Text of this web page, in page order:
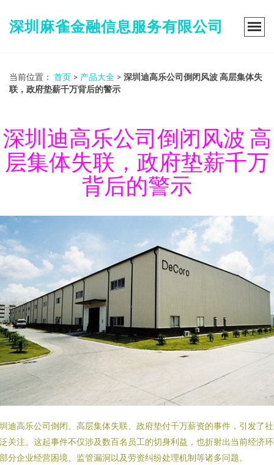
深圳麻雀金融信息服务有限公司
当前位置： 首页 > 产品大全 > 深圳迪高乐公司倒闭风波 高层集体失
联，政府垫薪千万背后的警示
深圳迪高乐公司倒闭风波 高
层集体失联，政府垫薪千万
背后的警示
迪高乐公司倒闭、高层集体失联、政府垫付千万薪资的事件，引发了
关注。这起事件不仅涉及数百名员工的切身利益，也折射出当前经济
分企业经营困境、监管漏洞以及劳资纠纷处理机制等诸多问题。